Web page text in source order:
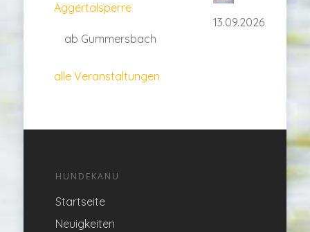
Aggertalsperre
13.09.2026
ab Gummersbach
alle Veranstaltungen
HUNDEKANU
Startseite
Neuigkeiten